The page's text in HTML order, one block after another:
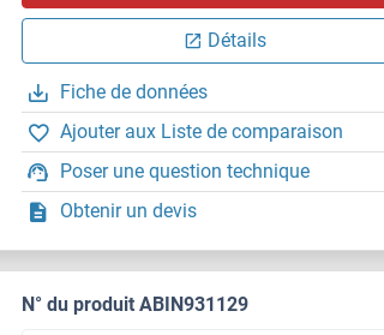
Détails
Fiche de données
Ajouter aux Liste de comparaison
Poser une question technique
Obtenir un devis
N° du produit ABIN931129